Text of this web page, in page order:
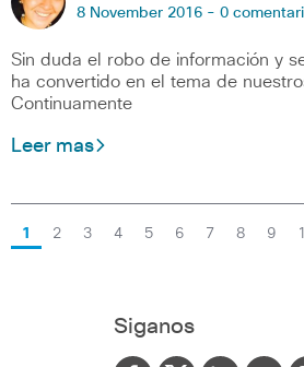
8 November 2016 - 0
Sin duda el robo de información y
ha convertido en el tema de
Continuamente
Leer mas
1 2 3 4 5 6 7 8 9
Siganos